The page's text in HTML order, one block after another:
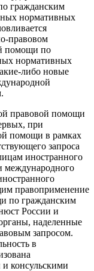
гражданским
нормативных
правовом
помощи по
нормативных
либо новые
правовой помощи
при
помощи в рамках
запроса
иностранного
международного
правоприменение
по гражданским
России и
наделенные
запросом.
в
и консульскими